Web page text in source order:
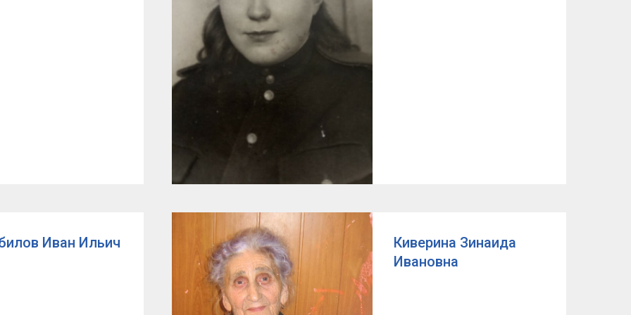
Иван Ильич
Киверина Зинаида
Ивановна